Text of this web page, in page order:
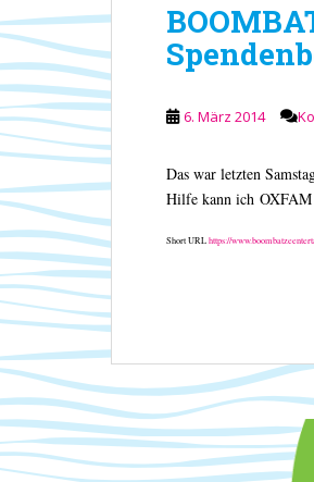
6. März 2014
Das war letzten
Hilfe kann ich
Short URLhttps://